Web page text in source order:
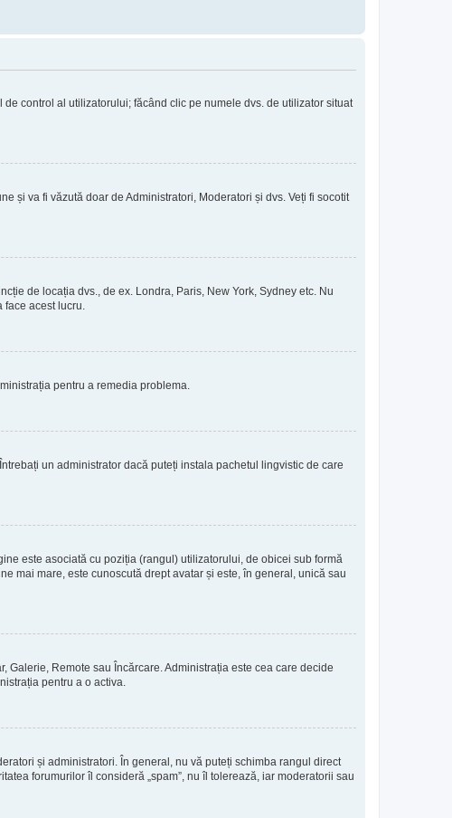
control al utilizatorului; făcând clic pe numele dvs. de utilizator situat
și va fi văzută doar de Administratori, Moderatori și dvs. Veți fi socotit
de locația dvs., de ex. Londra, Paris, New York, Sydney etc. Nu
acest lucru.
pentru a remedia problema.
un administrator dacă puteți instala pachetul lingvistic de care
este asociată cu poziția (rangul) utilizatorului, de obicei sub formă
mai mare, este cunoscută drept avatar și este, în general, unică sau
Galerie, Remote sau Încărcare. Administrația este cea care decide
pentru a o activa.
și administratori. În general, nu vă puteți schimba rangul direct
forumurilor îl consideră „spam”, nu îl tolerează, iar moderatorii sau